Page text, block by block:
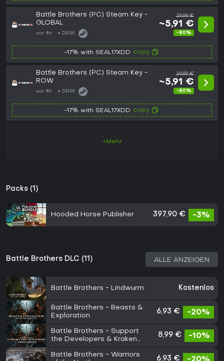
Battle Brothers (PC) Steam Key -
GLOBAL
vor 4h DRM:
29,99 €
~5,91 €
-80%
-17% with SEAL17XDD copy
Battle Brothers (PC) Steam Key -
ROW
vor 4h DRM:
29,99 €
~5,91 €
-80%
-17% with SEAL17XDD copy
+Mehr
Packs (1)
Hooded Horse Publisher 397,90 € -3%
Battle Brothers DLC (11) ALLE ANZEIGEN
Battle Brothers - Lindwurm Kostenlos
Battle Brothers - Beasts &
Exploration
6,93 € -20%
Battle Brothers - Support
the Developers & Kraken
8,99 € -10%
Battle Brothers - Warriors
6,93 € -20%